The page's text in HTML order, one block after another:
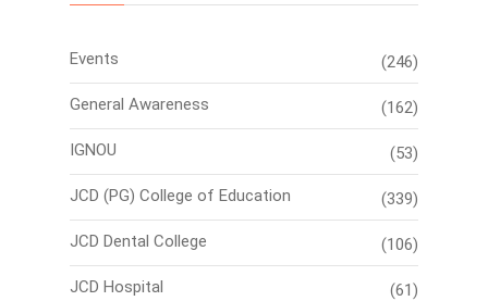
Events (246)
General Awareness (162)
IGNOU (53)
JCD (PG) College of Education (339)
JCD Dental College (106)
JCD Hospital (61)